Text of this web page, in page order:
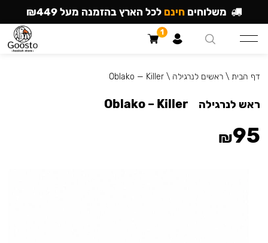
דף הבית \ראשים לנרגילה \
Oblako — Killer
ראש לנרגילה Oblako – Killer
₪95
משלוחים חינם לכל הארץ בהזמנה מעל ₪449
1